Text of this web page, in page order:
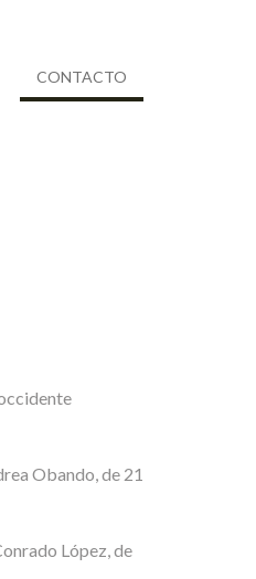
CONTACTO
Obando, de 21
López, de